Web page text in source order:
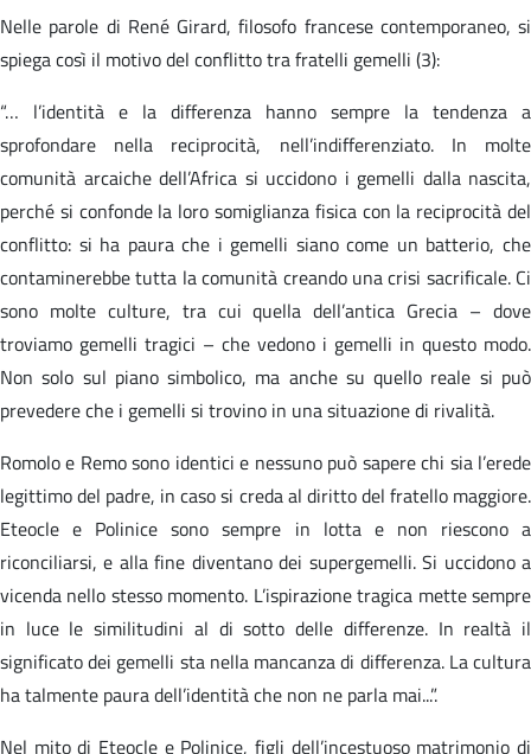
Nelle parole di René Girard, filosofo francese contemporaneo, si
spiega così il motivo del conflitto tra fratelli gemelli (3):
“… l’identità e la differenza hanno sempre la tendenza a
sprofondare nella reciprocità, nell’indifferenziato. In molte
comunità arcaiche dell’Africa si uccidono i gemelli dalla nascita,
perché si confonde la loro somiglianza fisica con la reciprocità del
conflitto: si ha paura che i gemelli siano come un batterio, che
contaminerebbe tutta la comunità creando una crisi sacrificale. Ci
sono molte culture, tra cui quella dell’antica Grecia – dove
troviamo gemelli tragici – che vedono i gemelli in questo modo.
Non solo sul piano simbolico, ma anche su quello reale si può
prevedere che i gemelli si trovino in una situazione di rivalità.
Romolo e Remo sono identici e nessuno può sapere chi sia l’erede
legittimo del padre, in caso si creda al diritto del fratello maggiore.
Eteocle e Polinice sono sempre in lotta e non riescono a
riconciliarsi, e alla fine diventano dei supergemelli. Si uccidono a
vicenda nello stesso momento. L’ispirazione tragica mette sempre
in luce le similitudini al di sotto delle differenze. In realtà il
significato dei gemelli sta nella mancanza di differenza. La cultura
ha talmente paura dell’identità che non ne parla mai...”.
Nel mito di Eteocle e Polinice, figli dell’incestuoso matrimonio di